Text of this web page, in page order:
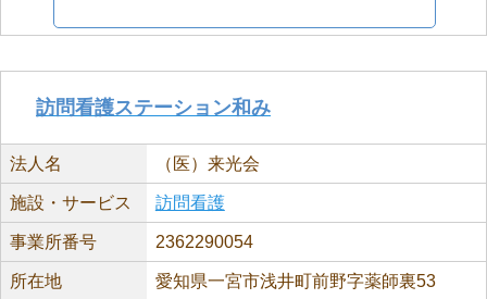
訪問看護ステーション和み
法人名 （医）来光会
施設・サービス 訪問看護
事業所番号 2362290054
所在地 愛知県一宮市浅井町前野字薬師裏53